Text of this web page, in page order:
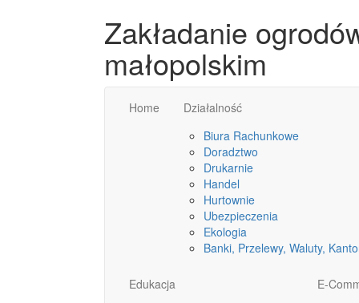
Zakładanie
małopolskim
Home
Działalność
Biura Rachunkowe
Doradztwo
Drukarnie
Handel
Hurtownie
Ubezpieczenia
Ekologia
Banki, Przelewy, Waluty,
Edukacja
E-